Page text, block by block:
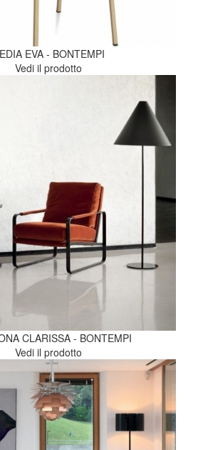
EVA - BONTEMPI
Vedi il prodotto
CLARISSA - BONTEMPI
Vedi il prodotto